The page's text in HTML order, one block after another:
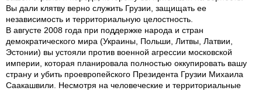
Вы дали клятву верно служить Грузии, защищать ее
независимость и территориальную целостность.
В августе 2008 года при поддержке народа и стран
демократического мира (Украины, Польши, Литвы, Латвии,
Эстонии) вы устояли против военной агрессии московской
империи, которая планировала полностью оккупировать вашу
страну и убить проевропейского Президента Грузии Михаила
Саакашвили. Несмотря на человеческие и территориальные